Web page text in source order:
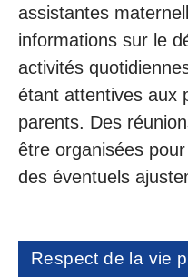
assistantes
informations sur le
activités
étant attentives aux
parents. Des
être organisées
des éventuels
Respect de la vie